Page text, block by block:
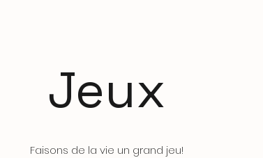
Jeux
Faisons de la vie un grand jeu!